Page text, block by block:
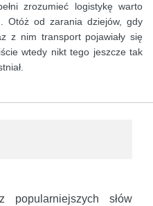
zrozumieć logistykę warto
Otóż od zarania dziejów, gdy
z nim transport pojawiały się
wtedy nikt tego jeszcze tak
słów